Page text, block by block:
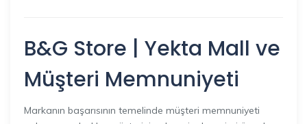
B&G Store | Yekta Mall ve
Müşteri Memnuniyeti
Markanın başarısının temelinde müşteri memnuniyeti